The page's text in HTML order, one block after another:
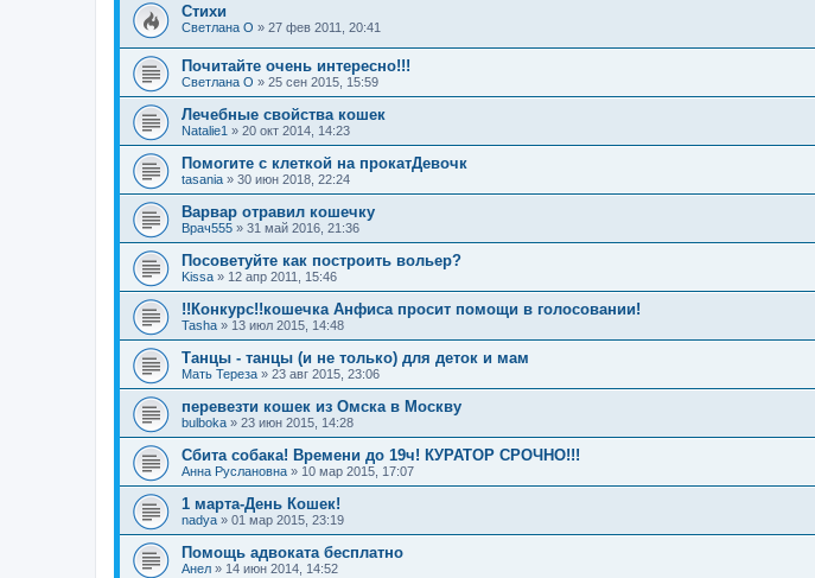
Стихи
Светлана О » 27 фев 2011, 20:41
Почитайте очень интересно!!!
Светлана О » 25 сен 2015, 15:59
Лечебные свойства кошек
Natalie1 » 20 окт 2014, 14:23
Помогите с клеткой на прокатДевочк
tasania » 30 июн 2018, 22:24
Варвар отравил кошечку
Врач555 » 31 май 2016, 21:36
Посоветуйте как построить вольер?
Kissa » 12 апр 2011, 15:46
!!Конкурс!!кошечка Анфиса просит помощи в голосовании!
Tasha » 13 июл 2015, 14:48
Танцы - танцы (и не только) для деток и мам
Мать Тереза » 23 авг 2015, 23:06
перевезти кошек из Омска в Москву
bulboka » 23 июн 2015, 14:28
Сбита собака! Времени до 19ч! КУРАТОР СРОЧНО!!!
Анна Руслановна » 10 мар 2015, 17:07
1 марта-День Кошек!
nadya » 01 мар 2015, 23:19
Помощь адвоката бесплатно
Анел » 14 июн 2014, 14:52